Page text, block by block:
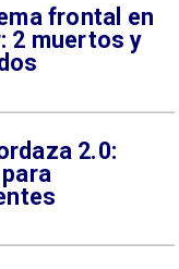
frontal en
2 muertos y
2.0: